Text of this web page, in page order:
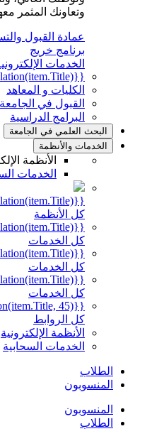
وتعاونك المثمر
عمادة القبول
برنامج خريج
الخدمات
{{mmc.getCurrentTranslation(item.Title)}}
الكليات و المعاهد
القبول في الجامعة
البرامج الدراسية
البحث العلمي في الجامعة
الخدمات والأنظمة
الأنظمة
الخدمات
{{mmc.getCurrentTranslation(item.Title)}}
كل الأنظمة
{{mmc.getCurrentTranslation(item.Title)}}
كل الخدمات
{{mmc.getCurrentTranslation(item.Title)}}
كل الخدمات
{{mmc.getCurrentTranslation(item.Title)}}
كل الخدمات
{{mmc.getTrimmedTranslation(item.Title, 45)}}
كل الروابط
الأنظمة الإلكترونية
الخدمات السحابية
الطلاب
المنسوبون
المنسوبون
الطلاب